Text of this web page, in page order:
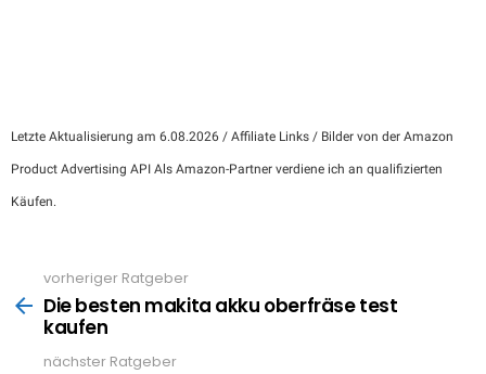
Letzte Aktualisierung am 6.08.2026 / Affiliate Links / Bilder von der Amazon
Product Advertising API Als Amazon-Partner verdiene ich an qualifizierten
Käufen.
more
vorheriger Ratgeber
Die besten makita akku oberfräse test
kaufen
nächster Ratgeber